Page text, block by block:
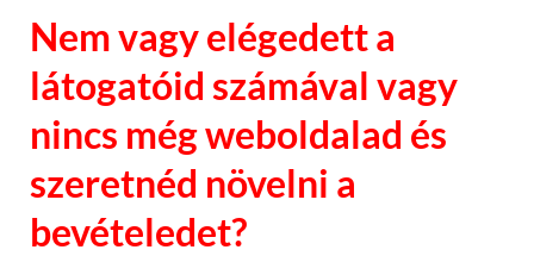
Nem vagy elégedett a
látogatóid számával vagy
nincs még weboldalad és
szeretnéd növelni a
bevételedet?